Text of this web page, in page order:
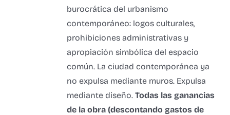
burocrática del urbanismo
contemporáneo: logos culturales,
prohibiciones administrativas y
apropiación simbólica del espacio
común. La ciudad contemporánea ya
no expulsa mediante muros. Expulsa
mediante diseño. Todas las ganancias
de la obra (descontando gastos de